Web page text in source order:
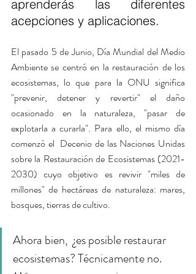
aprenderás las diferentes
acepciones y aplicaciones.
El pasado 5 de Junio, Día Mundial del Medio
Ambiente se centró en la restauración de los
ecosistemas, lo que para la ONU significa
"prevenir, detener y revertir" el daño
ocasionado en la naturaleza, "pasar de
explotarla a curarla". Para ello, el mismo día
comenzó el  Decenio de las Naciones Unidas
sobre la Restauración de Ecosistemas (2021-
2030) cuyo objetivo es revivir "miles de
millones" de hectáreas de naturaleza: mares,
bosques, tierras de cultivo.
Ahora bien,  ¿es posible restaurar
ecosistemas? Técnicamente no.